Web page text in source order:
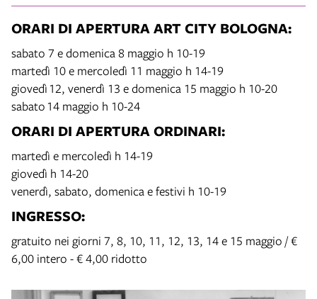
ORARI DI APERTURA ART CITY BOLOGNA:
sabato 7 e domenica 8 maggio h 10-19
martedì 10 e mercoledì 11 maggio h 14-19
giovedì 12, venerdì 13 e domenica 15 maggio h 10-20
sabato 14 maggio h 10-24
ORARI DI APERTURA ORDINARI:
martedì e mercoledì h 14-19
giovedì h 14-20
venerdì, sabato, domenica e festivi h 10-19
INGRESSO:
gratuito nei giorni 7, 8, 10, 11, 12, 13, 14 e 15 maggio / €
6,00 intero - € 4,00 ridotto